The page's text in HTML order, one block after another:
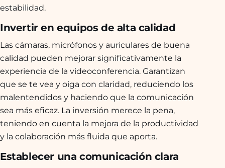
estabilidad.
Invertir en equipos de alta calidad
Las cámaras, micrófonos y auriculares de buena
calidad pueden mejorar significativamente la
experiencia de la videoconferencia. Garantizan
que se te vea y oiga con claridad, reduciendo los
malentendidos y haciendo que la comunicación
sea más eficaz. La inversión merece la pena,
teniendo en cuenta la mejora de la productividad
y la colaboración más fluida que aporta.
Establecer una comunicación clara